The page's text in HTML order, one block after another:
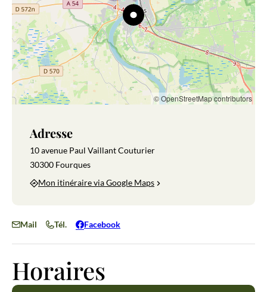
© OpenStreetMap contributors
Adresse
10 avenue Paul Vaillant Couturier
30300 Fourques
Mon itinéraire via Google Maps
Mail Tél. Facebook
Horaires